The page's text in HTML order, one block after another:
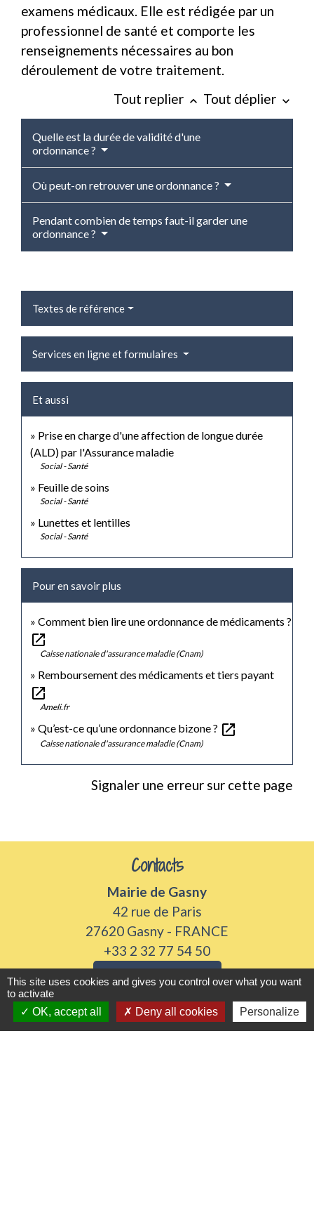
examens médicaux. Elle est rédigée par un
professionnel de santé et comporte les
renseignements nécessaires au bon
déroulement de votre traitement.
Tout replier keyboard_arrow_up Tout déplier keyboard_arrow_down
Quelle est la durée de validité d'une
ordonnance ?
Où peut-on retrouver une ordonnance ?
Pendant combien de temps faut-il garder une
ordonnance ?
Textes de référence
Services en ligne et formulaires
Et aussi
Prise en charge d'une affection de longue durée
(ALD) par l'Assurance maladie
Social - Santé
Feuille de soins
Social - Santé
Lunettes et lentilles
Social - Santé
Pour en savoir plus
Comment bien lire une ordonnance de médicaments ?
open_in_new
Caisse nationale d'assurance maladie (Cnam)
Remboursement des médicaments et tiers payant
open_in_new
Ameli.fr
Qu’est-ce qu’une ordonnance bizone ? open_in_new
Caisse nationale d'assurance maladie (Cnam)
Signaler une erreur sur cette page
Contacts
Mairie de Gasny
42 rue de Paris
27620 Gasny - FRANCE
+33 2 32 77 54 50
Horaires d'ouverture
Du lundi au vendredi de 8h30 à 12h et 13h30 à
This site uses cookies and gives you control over what you want
to activate
OK, accept all
Deny all cookies Personalize